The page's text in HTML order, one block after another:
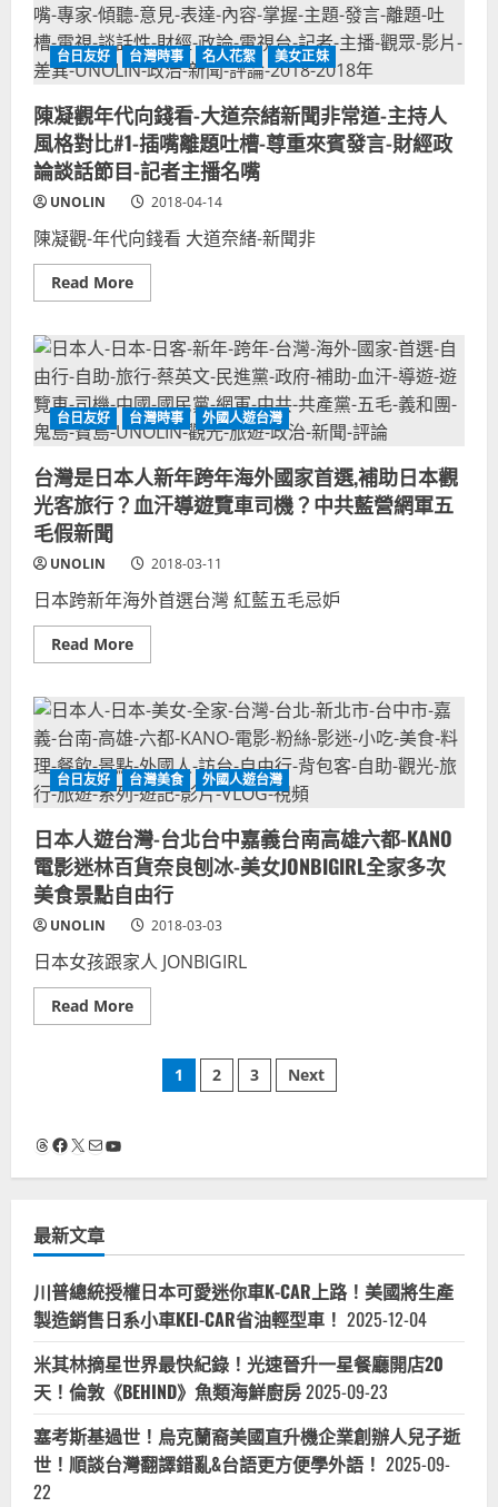
大
聯
盟
天
使
隊
神
似
日
本
主
持
人
親
向
錢
看-
大
道
緒-
新
聞
非
常
道-
主
人
風
格
對
比
嘴
吐
槽
離
題-
傾
聽
賓
發
言-
財
論
話
性
節
目
風
奏
差
異
台日友好 台灣時事 名人花絮 美女正妹
陳凝觀年代向錢看-大道奈緒新聞非常道-主持人
風格對比#1-插嘴離題吐槽-尊重來賓發言-財經政
論談話節目-記者主播名嘴
UNOLIN 2018-04-14
陳凝觀-年代向錢看 大道奈緒-新聞非
Read MoreRead
more
凝
觀
年
代
向
錢
看-
道
奈
緒
新
常
主
持
人
風
格
#1-
插
嘴
離
題
吐
槽-
重
來
賓
發
言-
財
經
政
論
談
話
目-
記
台日友好 台灣時事 外國人遊台灣
台灣是日本人新年跨年海外國家首選,補助日本觀
光客旅行？血汗導遊覽車司機？中共藍營網軍五
毛假新聞
UNOLIN 2018-03-11
日本跨新年海外首選台灣 紅藍五毛忌妒
Read MoreRead
more
灣
是
日
本
人
新
年
年
海
外
國
家
首
選,
助
日
本
觀
光
行？
司
營
軍
五
毛
假
新
聞
台日友好 台灣美食 外國人遊台灣
日本人遊台灣-台北台中嘉義台南高雄六都-KANO
電影迷林百貨奈良刨冰-美女JONBIGIRL全家多次
美食景點自由行
UNOLIN 2018-03-03
日本女孩跟家人 JONBIGIRL
Read MoreRead
more
台
南
雄
六
都-
KANO
電
影
迷
林
百
貨
奈
良
刨
文
分
1 2 3 Next
Threads
Facebook
X 電子郵件YouTube
最新文章
川普總統授權日本可愛迷你車K-CAR上路！美國將生產
製造銷售日系小車KEI-CAR省油輕型車！ 2025-12-04
米其林摘星世界最快紀錄！光速晉升一星餐廳開店20
天！倫敦《BEHIND》魚類海鮮廚房2025-09-23
塞考斯基過世！烏克蘭裔美國直升機企業創辦人兒子逝
世！順談台灣翻譯錯亂&台語更方便學外語！ 2025-09-
22